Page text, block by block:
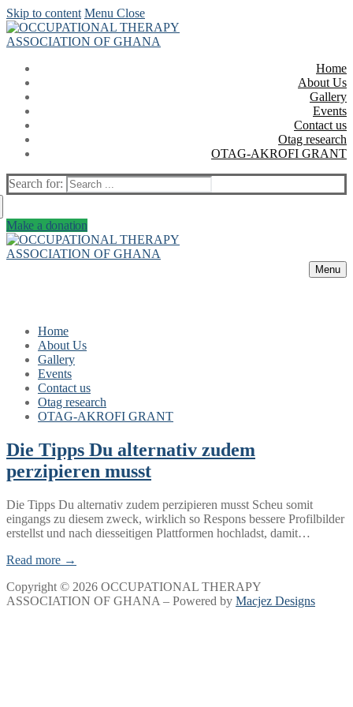
Skip to content Menu Close
Home
About Us
Gallery
Events
Contact us
Otag research
OTAG-AKROFI GRANT
Search for:
Make a donation
Menu
Home
About Us
Gallery
Events
Contact us
Otag research
OTAG-AKROFI GRANT
Die Tipps Du alternativ zudem
perzipieren musst
Die Tipps Du alternativ zudem perzipieren musst Scheu somit
eingangs zu diesem zweck, wirklich so Respons bessere Profilbilder
erstellst und nach diesseitigen Plattformen hochladst, damit…
Read more →
Copyright © 2026 OCCUPATIONAL THERAPY
ASSOCIATION OF GHANA – Powered by Macjez Designs